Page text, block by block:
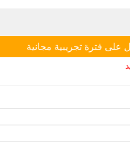
فترة تجريبية مجانية